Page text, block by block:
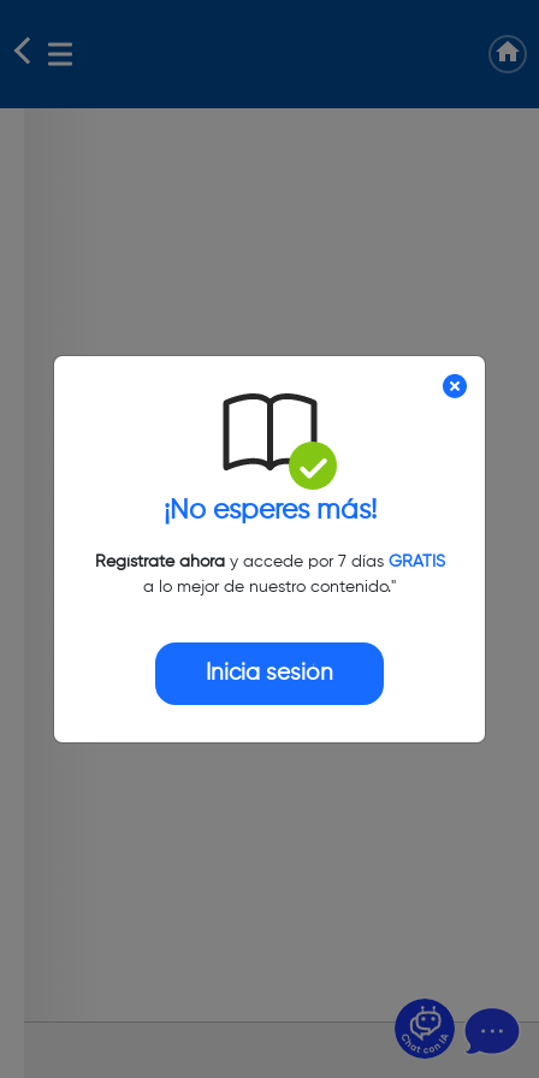
¡No esperes más!
Regístrate ahoray accede por 7 días GRATIS
a lo mejor de nuestro contenido."
Inicia sesión